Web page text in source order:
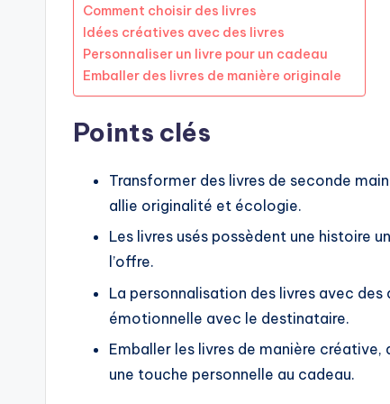
Comment choisir des livres
Idées créatives avec des livres
Personnaliser un livre pour un cadeau
Emballer des livres de manière originale
Points clés
Transformer des livres de seconde
allie originalité et écologie.
Les livres usés possèdent une histoire
l’offre.
La personnalisation des livres avec
émotionnelle avec le destinataire.
Emballer les livres de manière
une touche personnelle au cadeau.